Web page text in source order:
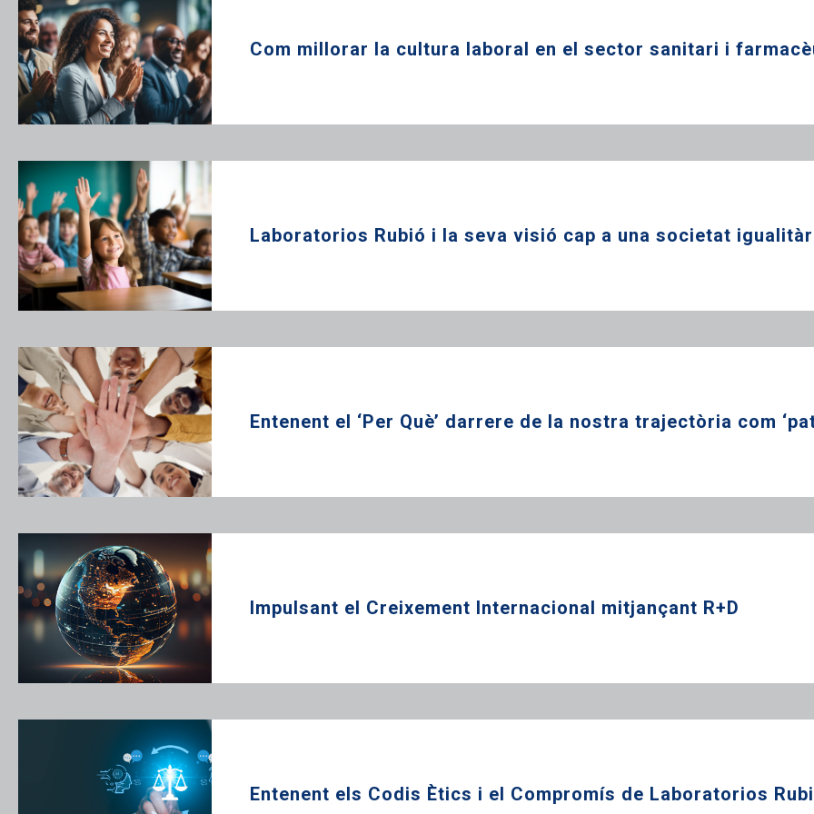
Com millorar la cultura laboral en el sector sanitari i
Laboratorios Rubió i la seva visió cap a una societat
Entenent el ‘Per Què’ darrere de la nostra trajectòria com
Impulsant el Creixement Internacional mitjançant R+D
Entenent els Codis Ètics i el Compromís de Laboratorios